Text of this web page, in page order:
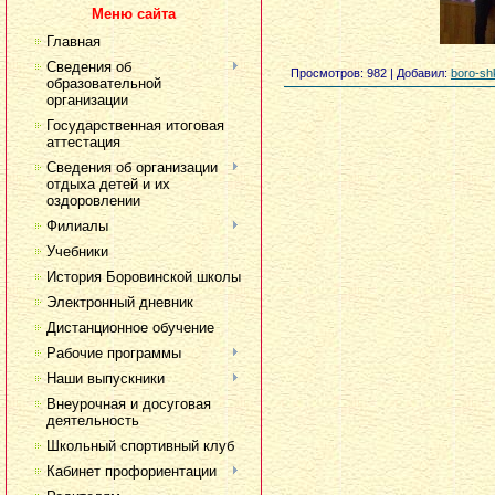
Меню сайта
Главная
Сведения об
образовательной
организации
Государственная итоговая
аттестация
Сведения об организации
отдыха детей и их
оздоровлении
Филиалы
Учебники
История Боровинской школы
Электронный дневник
Дистанционное обучение
Рабочие программы
Наши выпускники
Внеурочная и досуговая
деятельность
Школьный спортивный клуб
Кабинет профориентации
Просмотров: 982 | Добавил:boro-